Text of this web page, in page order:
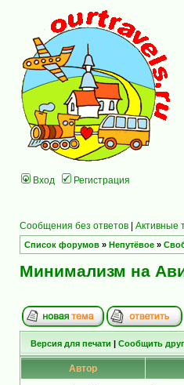
Вход Регистрация
Сообщения без ответов | Активные
Список форумов » Непутёвое »
Минимализм на
Версия для печати | Сообщить
Автор